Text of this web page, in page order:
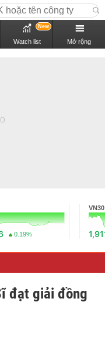
Watch list
New
Mở rộng
0.19%
VN30
đạt giải đồng